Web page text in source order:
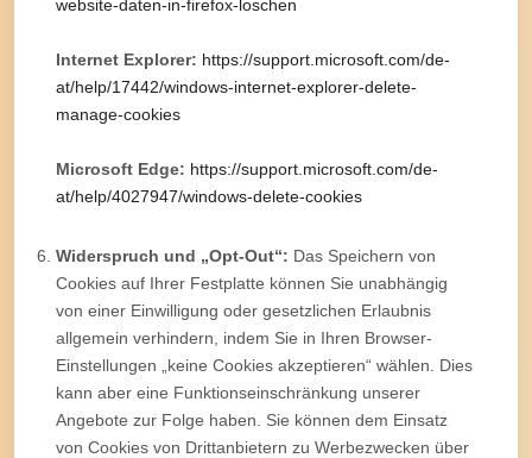
website-daten-in-firefox-loschen
Internet Explorer: https://support.microsoft.com/de-
at/help/17442/windows-internet-explorer-delete-
manage-cookies
Microsoft Edge: https://support.microsoft.com/de-
at/help/4027947/windows-delete-cookies
Widerspruch und „Opt-Out“: Das Speichern von
Cookies auf Ihrer Festplatte können Sie unabhängig
von einer Einwilligung oder gesetzlichen Erlaubnis
allgemein verhindern, indem Sie in Ihren Browser-
Einstellungen „keine Cookies akzeptieren“ wählen. Dies
kann aber eine Funktionseinschränkung unserer
Angebote zur Folge haben. Sie können dem Einsatz
von Cookies von Drittanbietern zu Werbezwecken über